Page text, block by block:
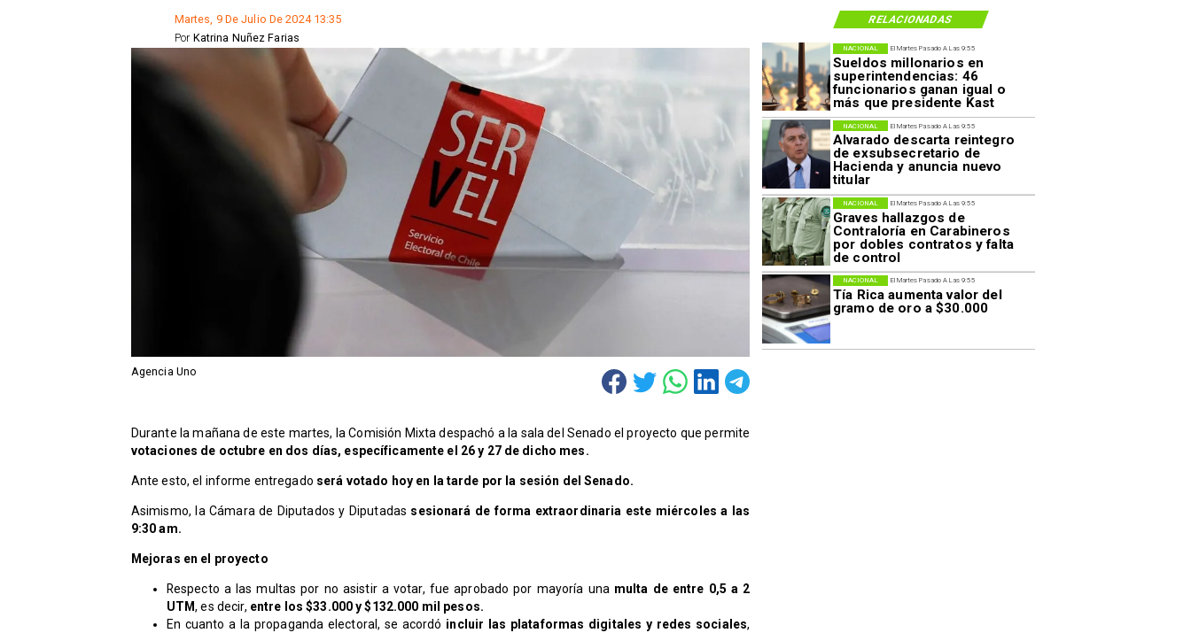
RELACIONADAS
Martes, 9 De Julio De 2024 13:35
Katrina Nuñez Farias
Por
Agencia Uno
El Martes Pasado A Las 9:55
Sueldos millonarios en
superintendencias: 46
funcionarios ganan igual o
más que presidente Kast
NACIONAL
El Martes Pasado A Las 9:55
Alvarado descarta reintegro
de exsubsecretario de
Hacienda y anuncia nuevo
titular
NACIONAL
El Martes Pasado A Las 9:55
Graves hallazgos de
Contraloría en Carabineros
por dobles contratos y falta
de control
NACIONAL
El Martes Pasado A Las 9:55
Tía Rica aumenta valor del
gramo de oro a $30.000
NACIONAL
Durante la mañana de este martes, la Comisión Mixta despachó a la sala del Senado el proyecto que permite
votaciones de octubre en dos días, específicamente el 26 y 27 de dicho mes.
Ante esto, el informe entregado será votado hoy en la tarde por la sesión del Senado.
Asimismo, la Cámara de Diputados y Diputadas sesionará de forma extraordinaria este miércoles a las
9:30 am.
Mejoras en el proyecto
Respecto a las multas por no asistir a votar, fue aprobado por mayoría una multa de entre 0,5 a 2
UTM, es decir, entre los $33.000 y $132.000 mil pesos.
En cuanto a la propaganda electoral, se acordó incluir las plataformas digitales y redes sociales,